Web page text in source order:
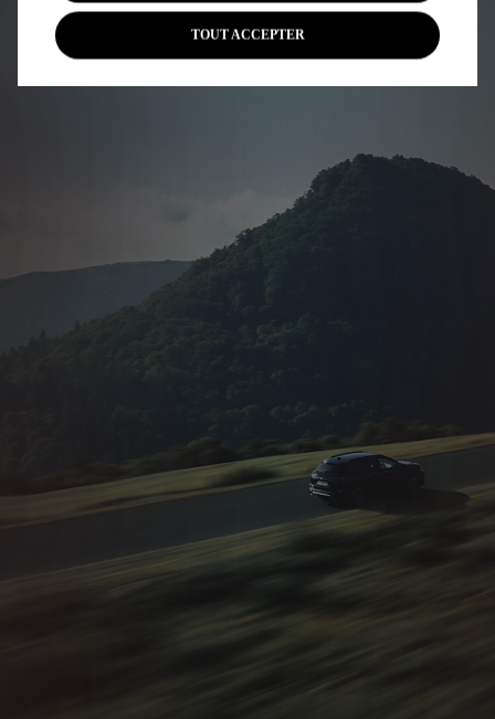
véhicule
Pour plus d’informations, rendez-vous sur le site :
.
TOUT ACCEPTER